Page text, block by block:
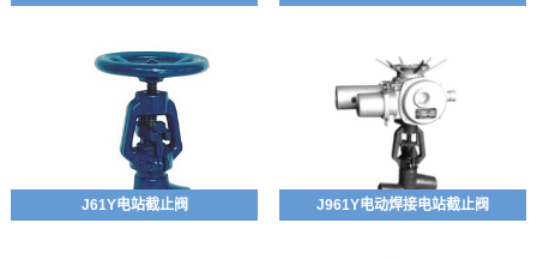
J61Y电站截止阀 J961Y电动焊接电站截止阀